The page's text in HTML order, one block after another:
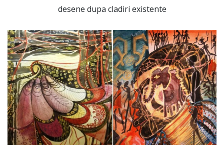
desene dupa cladiri existente